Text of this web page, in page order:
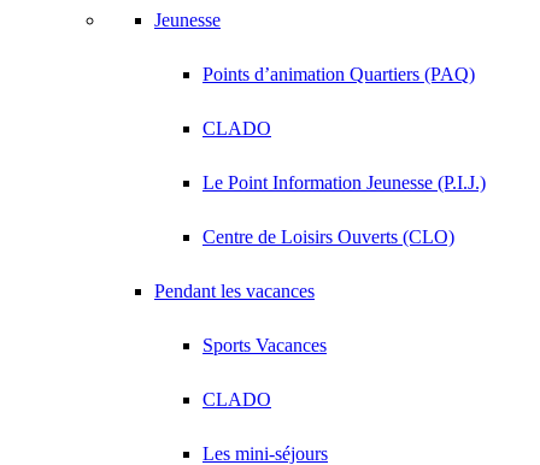
Jeunesse
Points d’animation Quartiers (PAQ)
CLADO
Le Point Information Jeunesse (P.I.J.)
Centre de Loisirs Ouverts (CLO)
Pendant les vacances
Sports Vacances
CLADO
Les mini-séjours